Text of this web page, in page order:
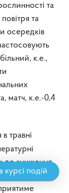
та
та
осередків
к.е.,
матч, к.е.-0,4
травні
до зниження
курсі подій